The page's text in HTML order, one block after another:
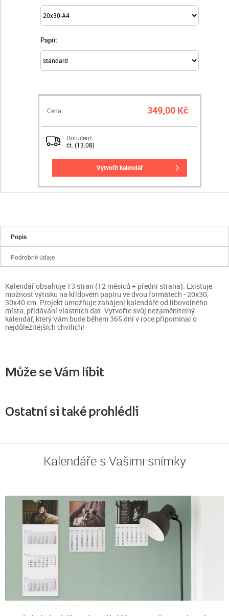
Papír:
Cena: 349,00 Kč
Doručení:
čt. (13.08)
vytvořit kalendář
Popis
Podrobné údaje
Kalendář obsahuje 13 stran (12 měsíců + přední strana). Existuje
možnost výtisku na křídovém papíru ve dvou formátech - 20x30,
30x40 cm. Projekt umožňuje zahájení kalendáře od libovolného
místa, přidávání vlastních dat. Vytvořte svůj nezaměnitelný
kalendář, který Vám bude během 365 dní v roce připomínal o
nejdůležitějších chvílích!
Může se Vám líbit
Ostatní si také prohlédli
Kalendáře s Vašimi snímky